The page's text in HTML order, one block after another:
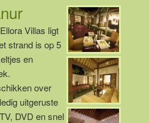
Villas ligt
strand is op 5
en
over
uitgeruste
DVD en snel